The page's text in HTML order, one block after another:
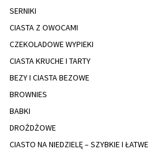
SERNIKI
CIASTA Z OWOCAMI
CZEKOLADOWE WYPIEKI
CIASTA KRUCHE I TARTY
BEZY I CIASTA BEZOWE
BROWNIES
BABKI
DROŻDŻOWE
CIASTO NA NIEDZIELĘ – SZYBKIE I ŁATWE